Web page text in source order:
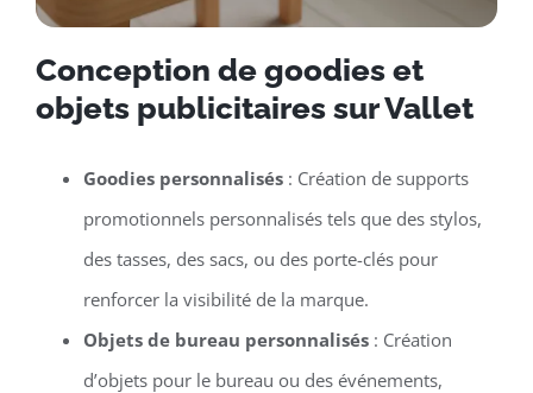
Conception de goodies et
objets publicitaires sur Vallet
Goodies personnalisés: Création de supports
promotionnels personnalisés tels que des stylos,
des tasses, des sacs, ou des porte-clés pour
renforcer la visibilité de la marque.
Objets de bureau personnalisés: Création
d’objets pour le bureau ou des événements,